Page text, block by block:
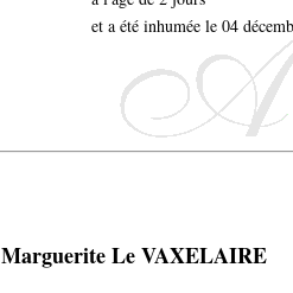
et a été inhumée le 04
Marguerite Le VAXELAIRE